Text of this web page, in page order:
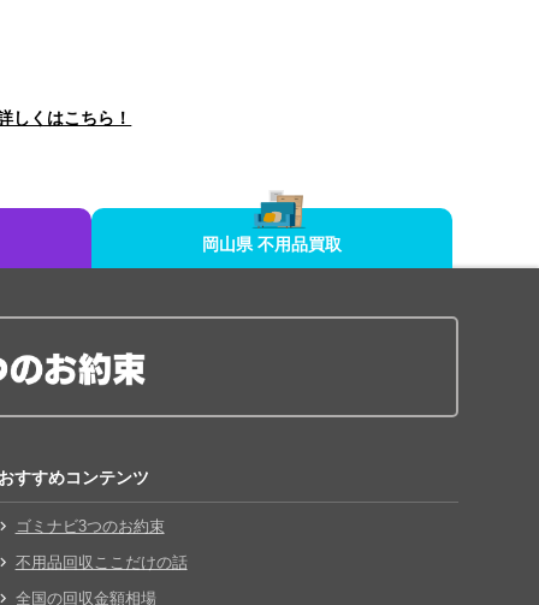
しくはこちら！
岡山県 不用品買取
すすめコンテンツ
ゴミナビ3つのお約束
不用品回収ここだけの話
全国の回収金額相場